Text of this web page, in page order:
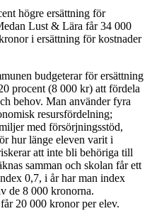
högre ersättning för
Lust & Lära får 34 000
i ersättning för kostnader
budgeterar för ersättning
procent (8 000 kr) att fördela
behov. Man använder fyra
resursfördelning;
med försörjningsstöd,
hur länge eleven varit i
att inte bli behöriga till
samman och skolan får ett
0,7, i år har man index
de 8 000 kronorna.
20 000 kronor per elev.